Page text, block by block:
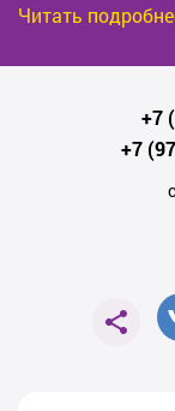
Galaxy Buds 3–
Высокое
Управление
доставать
Долгое
Читать
+7
+7